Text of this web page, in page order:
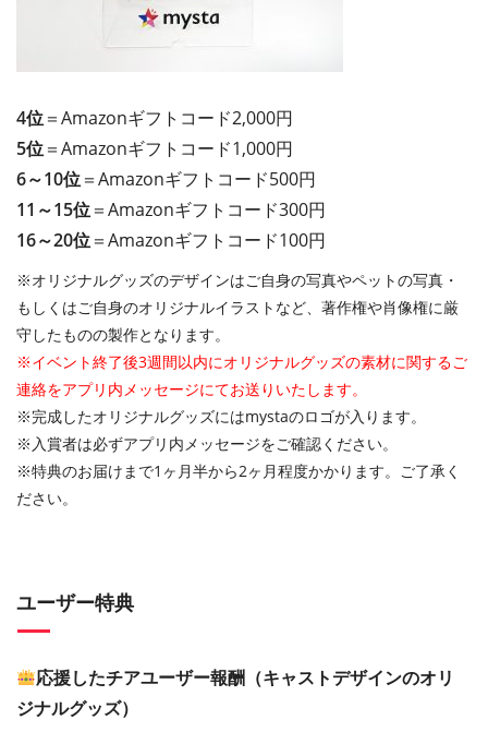
4位＝Amazonギフトコード2,000円
5位＝Amazonギフトコード1,000円
6～10位＝Amazonギフトコード500円
11～15位＝Amazonギフトコード300円
16～20位＝Amazonギフトコード100円
※オリジナルグッズのデザインはご自身の写真やペットの写真・
もしくはご自身のオリジナルイラストなど、著作権や肖像権に厳
守したものの製作となります。
※イベント終了後3週間以内にオリジナルグッズの素材に関するご
連絡をアプリ内メッセージにてお送りいたします。
※完成したオリジナルグッズにはmystaのロゴが入ります。
※入賞者は必ずアプリ内メッセージをご確認ください。
※特典のお届けまで1ヶ月半から2ヶ月程度かかります。ご了承く
ださい。
ユーザー特典
応援したチアユーザー報酬（キャストデザインのオリ
ジナルグッズ）